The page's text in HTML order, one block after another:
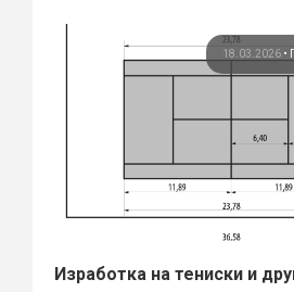
18.03.2026 •
Изработка на тениски и